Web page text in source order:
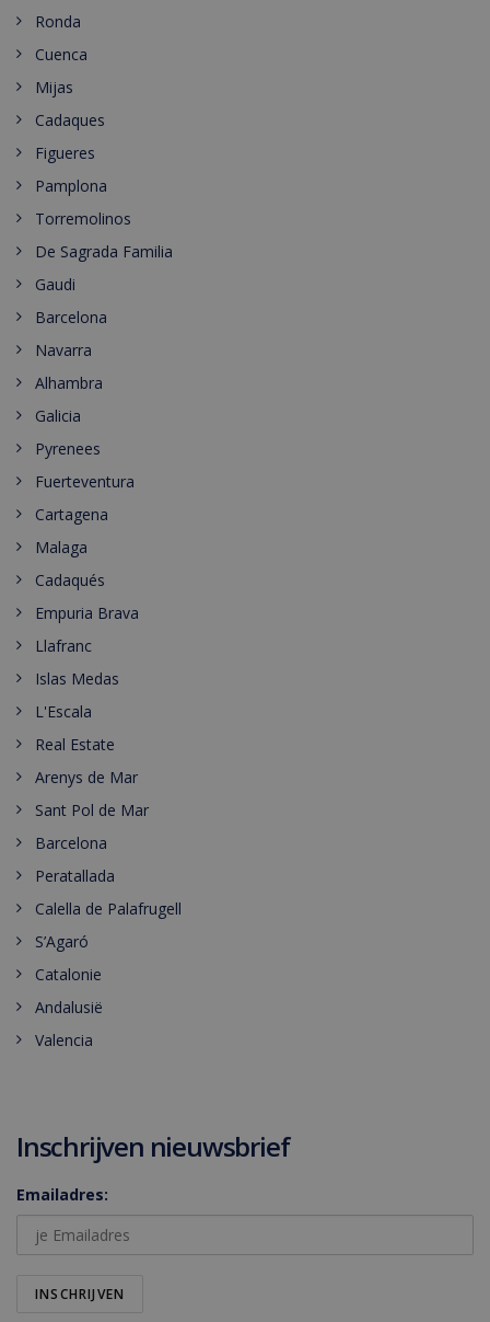
Ronda
Cuenca
Mijas
Cadaques
Figueres
Pamplona
Torremolinos
De Sagrada Familia
Gaudi
Barcelona
Navarra
Alhambra
Galicia
Pyrenees
Fuerteventura
Cartagena
Malaga
Cadaqués
Empuria Brava
Llafranc
Islas Medas
L'Escala
Real Estate
Arenys de Mar
Sant Pol de Mar
Barcelona
Peratallada
Calella de Palafrugell
S’Agaró
Catalonie
Andalusië
Valencia
Inschrijven nieuwsbrief
Emailadres: